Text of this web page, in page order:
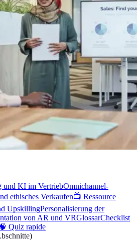
und KI im VertriebOmnichannel-
ethisches Verkaufen📺 Ressource
UpskillingPersonalisierung der
von AR und VRGlossarChecklist
🧠 Quiz rapide
)